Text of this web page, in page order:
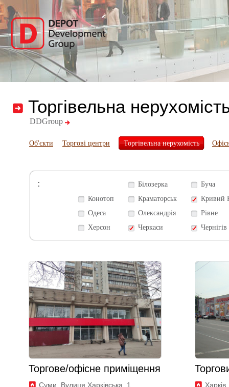
Торгівельна
DDGroup
Об'єкти Торгові центри Торгівельна нерухомість
: Білозерка
Буча
Конотоп
Краматорськ
Кривий
Одеса
Олександрія
Рівне
Херсон
Черкаси Чернігів
Торгове/офісне приміщення
Суми, Вулиця Харківська, 1